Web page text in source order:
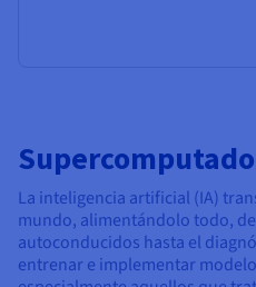
La inteligencia artificial (IA)
mundo, alimentándolo todo,
autoconducidos hasta el
entrenar e implementar